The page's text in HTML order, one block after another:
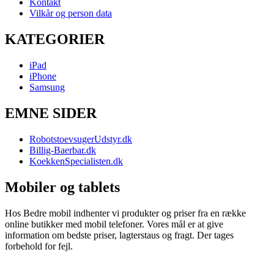
Kontakt
Vilkår og person data
KATEGORIER
iPad
iPhone
Samsung
EMNE SIDER
RobotstoevsugerUdstyr.dk
Billig-Baerbar.dk
KoekkenSpecialisten.dk
Mobiler og tablets
Hos Bedre mobil indhenter vi produkter og priser fra en række
online butikker med mobil telefoner. Vores mål er at give
information om bedste priser, lagterstaus og fragt. Der tages
forbehold for fejl.